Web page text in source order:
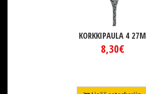
KORKKIPAULA 4 27M
8,30€